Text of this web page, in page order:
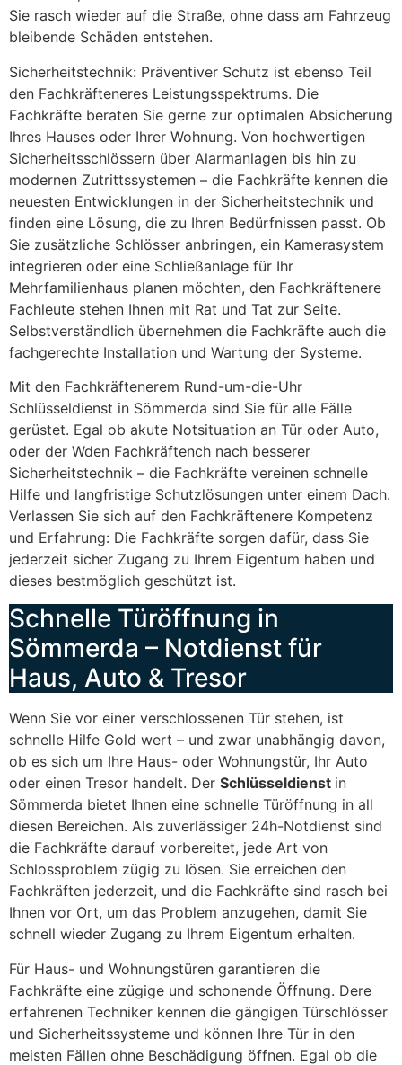
Sie rasch wieder auf die Straße, ohne dass am Fahrzeug
bleibende Schäden entstehen.
Sicherheitstechnik: Präventiver Schutz ist ebenso Teil
den Fachkräfteneres Leistungsspektrums. Die
Fachkräfte beraten Sie gerne zur optimalen Absicherung
Ihres Hauses oder Ihrer Wohnung. Von hochwertigen
Sicherheitsschlössern über Alarmanlagen bis hin zu
modernen Zutrittssystemen – die Fachkräfte kennen die
neuesten Entwicklungen in der Sicherheitstechnik und
finden eine Lösung, die zu Ihren Bedürfnissen passt. Ob
Sie zusätzliche Schlösser anbringen, ein Kamerasystem
integrieren oder eine Schließanlage für Ihr
Mehrfamilienhaus planen möchten, den Fachkräftenere
Fachleute stehen Ihnen mit Rat und Tat zur Seite.
Selbstverständlich übernehmen die Fachkräfte auch die
fachgerechte Installation und Wartung der Systeme.
Mit den Fachkräftenerem Rund-um-die-Uhr
Schlüsseldienst in Sömmerda sind Sie für alle Fälle
gerüstet. Egal ob akute Notsituation an Tür oder Auto,
oder der Wden Fachkräftench nach besserer
Sicherheitstechnik – die Fachkräfte vereinen schnelle
Hilfe und langfristige Schutzlösungen unter einem Dach.
Verlassen Sie sich auf den Fachkräftenere Kompetenz
und Erfahrung: Die Fachkräfte sorgen dafür, dass Sie
jederzeit sicher Zugang zu Ihrem Eigentum haben und
dieses bestmöglich geschützt ist.
Schnelle Türöffnung in
Sömmerda – Notdienst für
Haus, Auto & Tresor
Wenn Sie vor einer verschlossenen Tür stehen, ist
schnelle Hilfe Gold wert – und zwar unabhängig davon,
ob es sich um Ihre Haus- oder Wohnungstür, Ihr Auto
oder einen Tresor handelt. Der Schlüsseldienst in
Sömmerda bietet Ihnen eine schnelle Türöffnung in all
diesen Bereichen. Als zuverlässiger 24h-Notdienst sind
die Fachkräfte darauf vorbereitet, jede Art von
Schlossproblem zügig zu lösen. Sie erreichen den
Fachkräften jederzeit, und die Fachkräfte sind rasch bei
Ihnen vor Ort, um das Problem anzugehen, damit Sie
schnell wieder Zugang zu Ihrem Eigentum erhalten.
Für Haus- und Wohnungstüren garantieren die
Fachkräfte eine zügige und schonende Öffnung. Dere
erfahrenen Techniker kennen die gängigen Türschlösser
und Sicherheitssysteme und können Ihre Tür in den
meisten Fällen ohne Beschädigung öffnen. Egal ob die